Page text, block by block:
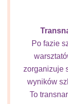
Po fazie
zorganizuje
wyników
To